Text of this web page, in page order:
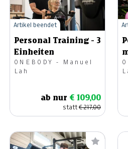
Personal Training - 3
Einheiten
ONEBODY - Manuel
Lah
ab nur € 109,00
statt€ 217,00
Artikel beendet